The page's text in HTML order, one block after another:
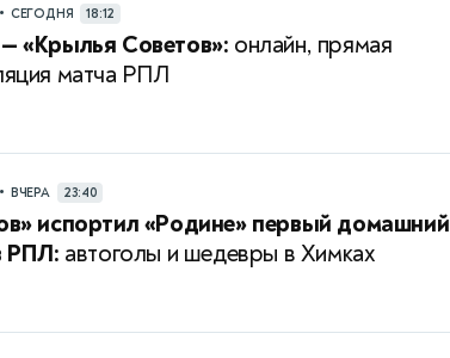
• СЕГОДНЯ 18:12
«Крылья Советов»: онлайн, прямая
матча РПЛ
• ВЧЕРА 23:40
испортил «Родине» первый домашний
РПЛ: автоголы и шедевры в Химках